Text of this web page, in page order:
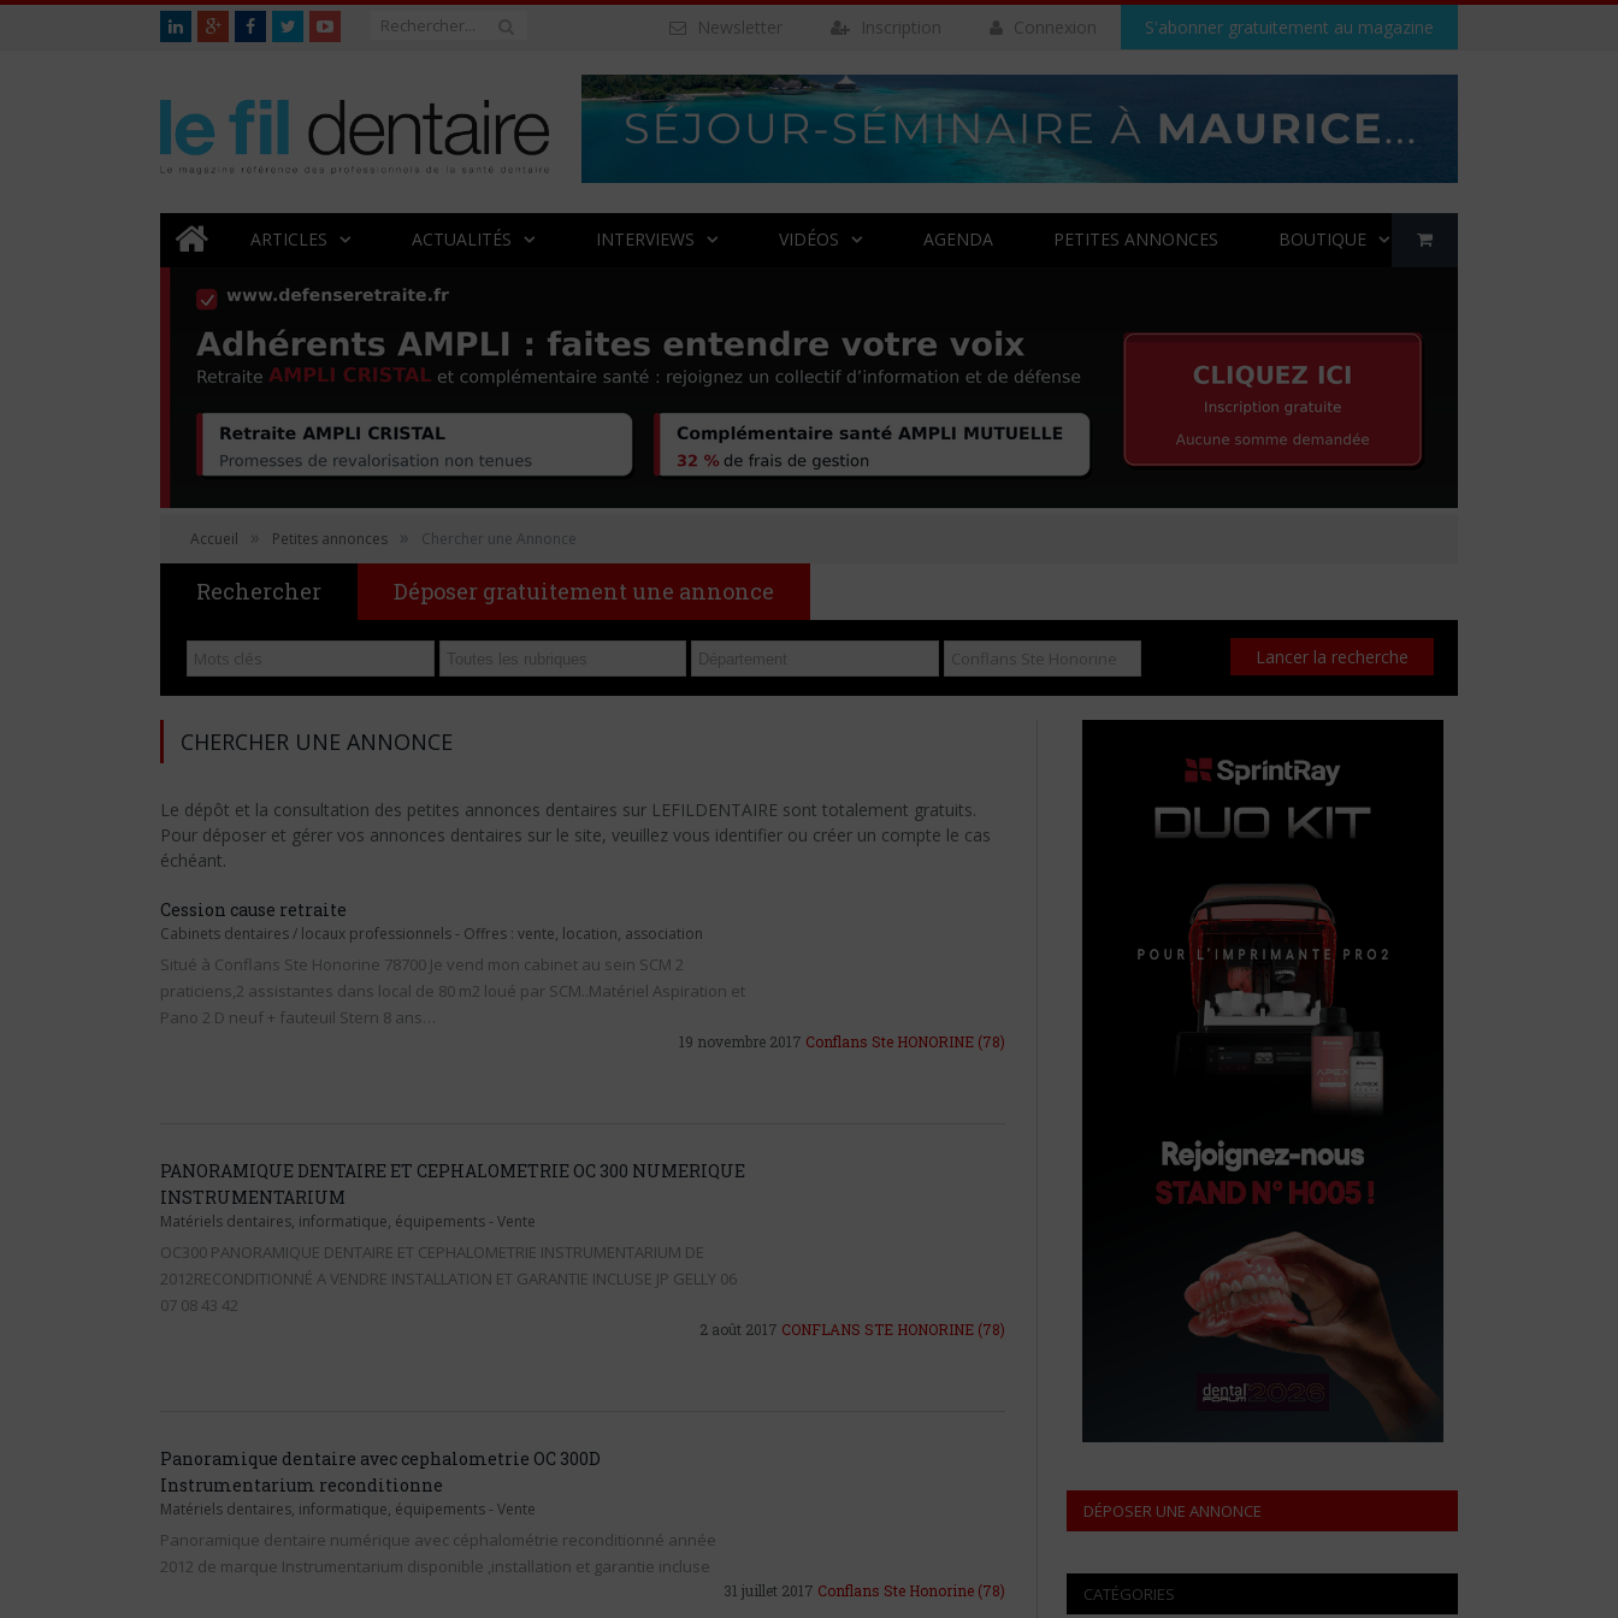
S'abonner gratuitement au magazine
Connexion
Inscription
Newsletter
ARTICLES ACTUALITÉS INTERVIEWS VIDÉOS AGENDA PETITES ANNONCES BOUTIQUE
Accueil » Petites annonces » Chercher une Annonce
Rechercher Déposer gratuitement une annonce
CHERCHER UNE ANNONCE
Le dépôt et la consultation des petites annonces dentaires sur LEFILDENTAIRE sont totalement gratuits.
Pour déposer et gérer vos annonces dentaires sur le site, veuillez vous identifier ou créer un compte le cas
échéant.
Cession cause retraite
Cabinets dentaires / locaux professionnels - Offres : vente, location, association
Situé à Conflans Ste Honorine 78700 Je vend mon cabinet au sein SCM 2
praticiens,2 assistantes dans local de 80 m2 loué par SCM..Matériel Aspiration et
Pano 2 D neuf + fauteuil Stern 8 ans…
19 novembre 2017 Conflans Ste HONORINE (78)
PANORAMIQUE DENTAIRE ET CEPHALOMETRIE OC 300 NUMERIQUE
INSTRUMENTARIUM
Matériels dentaires, informatique, équipements - Vente
OC300 PANORAMIQUE DENTAIRE ET CEPHALOMETRIE INSTRUMENTARIUM DE
2012RECONDITIONNÉ A VENDRE INSTALLATION ET GARANTIE INCLUSE JP GELLY 06
07 08 43 42
2 août 2017 CONFLANS STE HONORINE (78)
Panoramique dentaire avec cephalometrie OC 300D
Instrumentarium reconditionne
Matériels dentaires, informatique, équipements - Vente
Panoramique dentaire numérique avec céphalométrie reconditionné année
2012 de marque Instrumentarium disponible ,installation et garantie incluse
31 juillet 2017 Conflans Ste Honorine (78)
DÉPOSER UNE ANNONCE
CATÉGORIES